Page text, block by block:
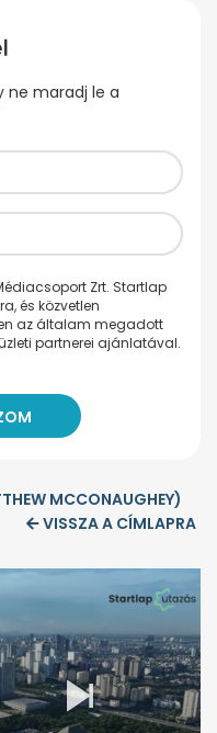
ne maradj le a
Zrt. Startlap
és közvetlen
az általam megadott
partnerei ajánlatával.
MCCONAUGHEY)
VISSZA A CÍMLAPRA